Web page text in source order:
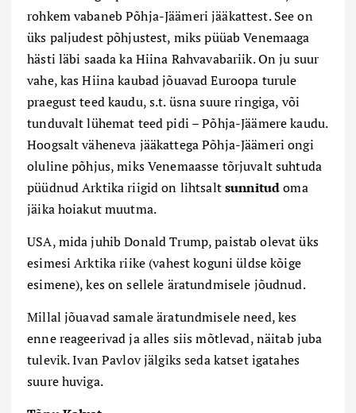
rohkem vabaneb Põhja-Jäämeri jääkattest. See on
üks paljudest põhjustest, miks püüab Venemaaga
hästi läbi saada ka Hiina Rahvavabariik. On ju suur
vahe, kas Hiina kaubad jõuavad Euroopa turule
praegust teed kaudu, s.t. üsna suure ringiga, või
tunduvalt lühemat teed pidi – Põhja-Jäämere kaudu.
Hoogsalt väheneva jääkattega Põhja-Jäämeri ongi
oluline põhjus, miks Venemaasse tõrjuvalt suhtuda
püüdnud Arktika riigid on lihtsaltsunnitudoma
jäika hoiakut muutma.
USA, mida juhib Donald Trump, paistab olevat üks
esimesi Arktika riike (vahest koguni üldse kõige
esimene), kes on sellele äratundmisele jõudnud.
Millal jõuavad samale äratundmisele need, kes
enne reageerivad ja alles siis mõtlevad, näitab juba
tulevik. Ivan Pavlov jälgiks seda katset igatahes
suure huviga.